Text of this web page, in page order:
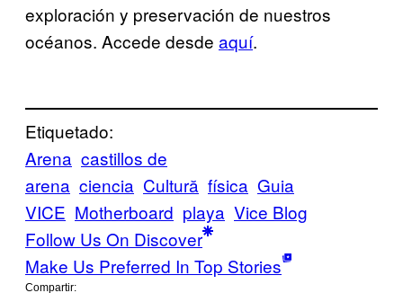
exploración y preservación de nuestros
océanos. Accede desde aquí.
Etiquetado:
Arena castillos de
arena ciencia Cultură física Guia
VICE Motherboard playa Vice Blog
Follow Us On Discover
Make Us Preferred In Top Stories
Compartir: